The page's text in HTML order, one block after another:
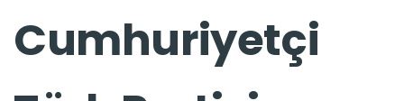
Cumhuriyetçi